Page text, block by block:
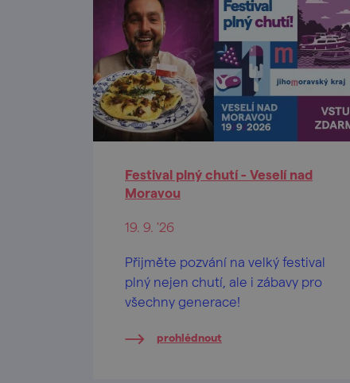
Festival plný chutí - Veselí nad
Moravou
19. 9. '26
Přijměte pozvání na velký festival
plný nejen chutí, ale i zábavy pro
všechny generace!
prohlédnout